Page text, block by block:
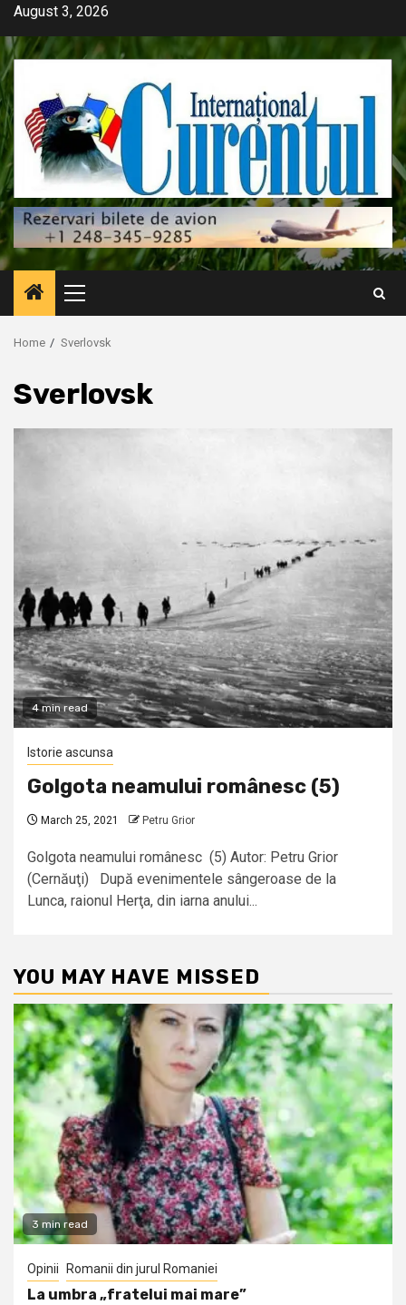
Skip
content
August 3, 2026
Primary
Menu
Home Sverlovsk
Sverlovsk
4 min read
Istorie ascunsa
Golgota neamului românesc (5)
March 25, 2021 Petru Grior
Golgota neamului românesc (5) Autor: Petru Grior
(Cernăuţi) După evenimentele sângeroase de la
Lunca, raionul Herţa, din iarna anului...
YOU MAY HAVE MISSED
3 min read
Opinii Romanii din jurul Romaniei
La umbra „fratelui mai mare”